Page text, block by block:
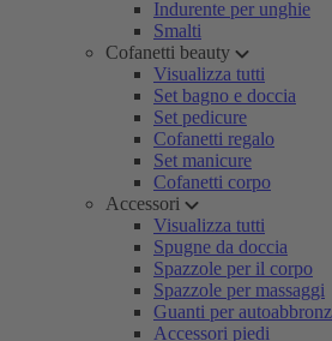
Indurente per unghie
Smalti
Cofanetti beauty
Visualizza tutti
Set bagno e doccia
Set pedicure
Cofanetti regalo
Set manicure
Cofanetti corpo
Accessori
Visualizza tutti
Spugne da doccia
Spazzole per il corpo
Spazzole per massaggi
Guanti per
Accessori piedi